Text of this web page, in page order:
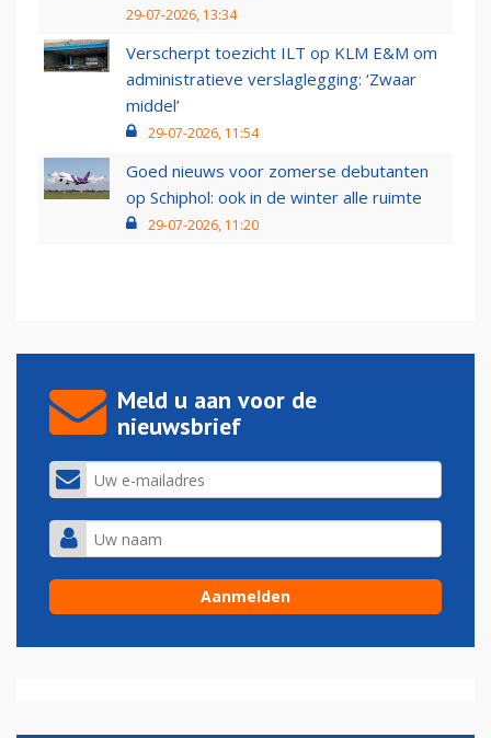
29-07-2026, 13:34
Verscherpt toezicht ILT op KLM E&M om
administratieve verslaglegging: ‘Zwaar
middel’
29-07-2026, 11:54
Goed nieuws voor zomerse debutanten
op Schiphol: ook in de winter alle ruimte
29-07-2026, 11:20
Meld u aan voor de
nieuwsbrief